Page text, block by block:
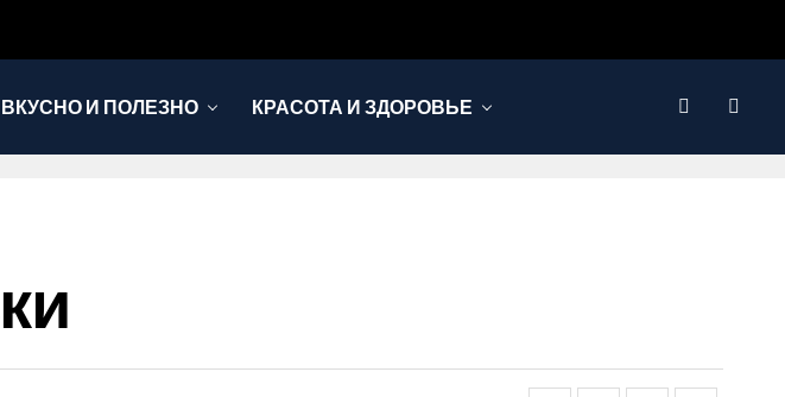
ВКУСНО И ПОЛЕЗНО КРАСОТА И ЗДОРОВЬЕ